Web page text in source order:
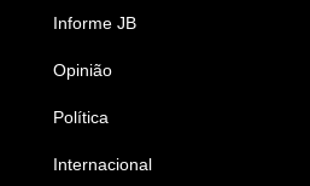
Informe JB
Opinião
Política
Internacional